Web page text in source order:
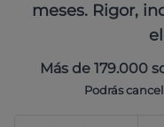
meses. Rigor,
Más de 179.000
Podrás